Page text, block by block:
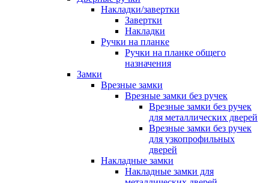
Накладки/завертки
Завертки
Накладки
Ручки на планке
Ручки на планке общего
назначения
Замки
Врезные замки
Врезные замки без ручек
Врезные замки без ручек
для металлических дверей
Врезные замки без ручек
для узкопрофильных
дверей
Накладные замки
Накладные замки для